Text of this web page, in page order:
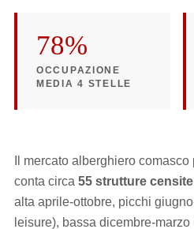
78%
OCCUPAZIONE
MEDIA 4 STELLE
Il mercato alberghiero
conta circa 55 strutture censite
alta aprile-ottobre, picchi
leisure), bassa dicembre-